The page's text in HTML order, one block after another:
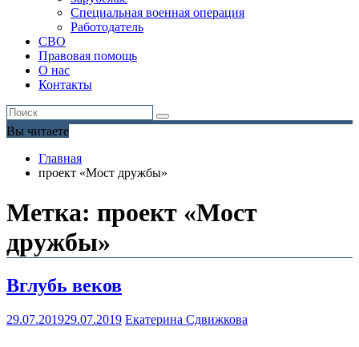
Специальная военная операция
Работодатель
СВО
Правовая помощь
О нас
Контакты
Вы читаете
Главная
проект «Мост дружбы»
Метка: проект «Мост
дружбы»
Вглубь веков
29.07.201929.07.2019 Екатерина Сдвижкова